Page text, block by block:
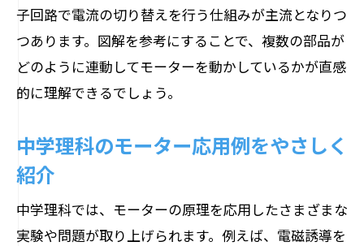
子回路で電流の切り替えを行う仕組みが主流となりつ
つあります。図解を参考にすることで、複数の部品が
どのように連動してモーターを動かしているかが直感
的に理解できるでしょう。
中学理科のモーター応用例をやさしく
紹介
中学理科では、モーターの原理を応用したさまざまな
実験や問題が取り上げられます。例えば、電磁誘導を